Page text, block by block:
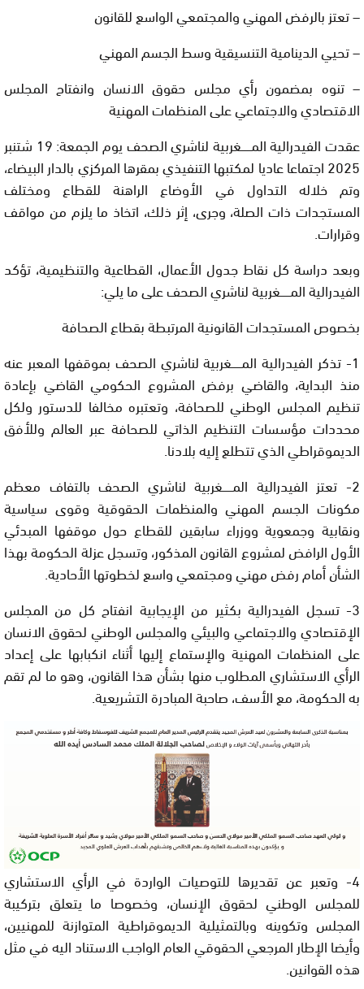
– تعتز بالرفض المهني والمجتمعي الواسع للقانون
– تحيي الدينامية التنسيقية وسط الجسم المهني
– تنوه بمضمون رأي مجلس حقوق الانسان وانفتاح المجلس
الاقتصادي والاجتماعي على المنظمات المهنية
عقدت الفيدرالية المــــــغربية لناشري الصحف يوم الجمعة: 19 شتنبر
2025 اجتماعا عاديا لمكتبها التنفيذي بمقرها المركزي بالدار البيضاء،
وتم خلاله التداول في الأوضاع الراهنة للقطاع ومختلف
المستجدات ذات الصلة، وجرى، إثر ذلك، اتخاذ ما يلزم من مواقف
وقرارات.
وبعد دراسة كل نقاط جدول الأعمال، القطاعية والتنظيمية، تؤكد
الفيدرالية المــــــغربية لناشري الصحف على ما يلي:
بخصوص المستجدات القانونية المرتبطة بقطاع الصحافة
1- تذكر الفيدرالية المــــــغربية لناشري الصحف بموقفها المعبر عنه
منذ البداية، والقاضي برفض المشروع الحكومي القاضي بإعادة
تنظيم المجلس الوطني للصحافة، وتعتبره مخالفا للدستور ولكل
محددات مؤسسات التنظيم الذاتي للصحافة عبر العالم وللأفق
الديموقراطي الذي تتطلع إليه بلادنا.
2- تعتز الفيدرالية المــــــغربية لناشري الصحف بالتفاف معظم
مكونات الجسم المهني والمنظمات الحقوقية وقوى سياسية
ونقابية وجمعوية ووزراء سابقين للقطاع حول موقفها المبدئي
الأول الرافض لمشروع القانون المذكور، وتسجل عزلة الحكومة بهذا
الشأن أمام رفض مهني ومجتمعي واسع لخطوتها الأحادية.
3- تسجل الفيدرالية بكثير من الإيجابية انفتاح كل من المجلس
الإقتصادي والاجتماعي والبيئي والمجلس الوطني لحقوق الانسان
على المنظمات المهنية والإستماع إليها أثناء انكبابها على إعداد
الرأي الاستشاري المطلوب منها بشأن هذا القانون، وهو ما لم تقم
به الحكومة، مع الأسف، صاحبة المبادرة التشريعية.
4- وتعبر عن تقديرها للتوصيات الواردة في الرأي الاستشاري
للمجلس الوطني لحقوق الإنسان، وخصوصا ما يتعلق بتركيبة
المجلس وتكوينه وبالتمثيلية الديموقراطية المتوازنة للمهنيين،
وأيضا الإطار المرجعي الحقوقي العام الواجب الاستناد اليه في مثل
هذه القوانين.